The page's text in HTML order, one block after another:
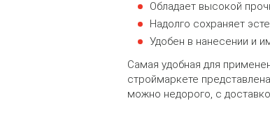
Обладает высокой
Надолго сохраняет
Удобен в нанесении и
Самая удобная для
строймаркете
можно недорого, с